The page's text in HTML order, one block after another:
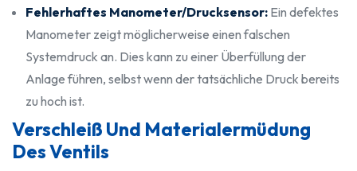
Fehlerhaftes Manometer/Drucksensor: Ein defektes
Manometer zeigt möglicherweise einen falschen
Systemdruck an. Dies kann zu einer Überfüllung der
Anlage führen, selbst wenn der tatsächliche Druck bereits
zu hoch ist.
Verschleiß Und Materialermüdung
Des Ventils